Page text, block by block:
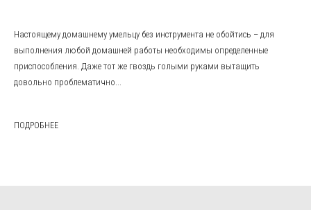
Настоящему домашнему умельцу без инструмента не обойтись – для
выполнения любой домашней работы необходимы определенные
приспособления. Даже тот же гвоздь голыми руками вытащить
довольно проблематично...
ПОДРОБНЕЕ